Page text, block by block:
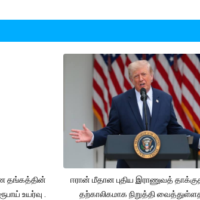
தங்கத்தின்
உயர்வு .
ஈரான் மீதான புதிய இராணுவத்
தற்காலிகமாக நிறுத்தி